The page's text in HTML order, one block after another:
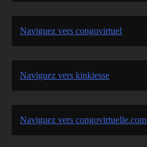
Naviguez vers congovirtuel
Naviguez vers kinkiesse
Naviguez vers congovirtuelle.com